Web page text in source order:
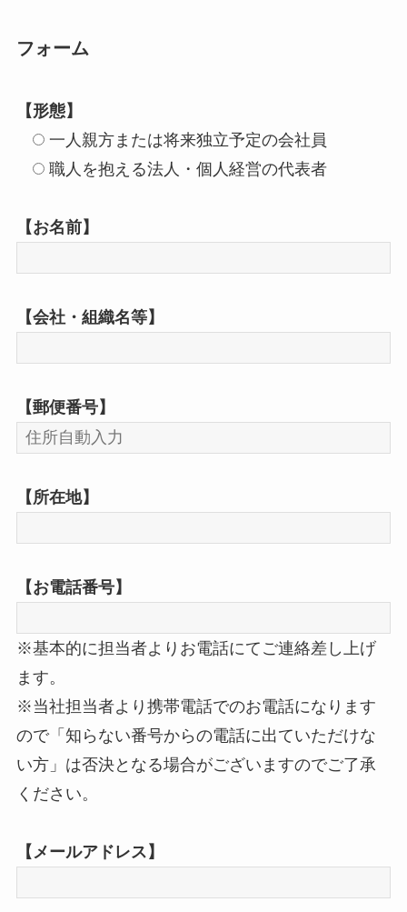
フォーム
【形態】
一人親方または将来独立予定の会社員
職人を抱える法人・個人経営の代表者
【お名前】
【会社・組織名等】
【郵便番号】
【所在地】
【お電話番号】
※基本的に担当者よりお電話にてご連絡差し上げ
ます。
※当社担当者より携帯電話でのお電話になります
ので「知らない番号からの電話に出ていただけな
い方」は否決となる場合がございますのでご了承
ください。
【メールアドレス】